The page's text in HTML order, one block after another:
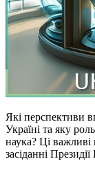
Які перспективи
Україні та яку
наука? Ці
засіданні